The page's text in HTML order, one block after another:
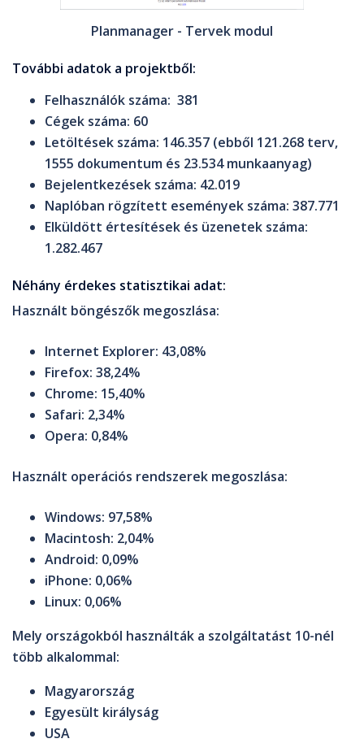
Planmanager - Tervek modul
További adatok a projektből:
Felhasználók száma: 381
Cégek száma: 60
Letöltések száma: 146.357 (ebből 121.268 terv,
1555 dokumentum és 23.534 munkaanyag)
Bejelentkezések száma: 42.019
Naplóban rögzített események száma: 387.771
Elküldött értesítések és üzenetek száma:
1.282.467
Néhány érdekes statisztikai adat:
Használt böngészők megoszlása:
Internet Explorer: 43,08%
Firefox: 38,24%
Chrome: 15,40%
Safari: 2,34%
Opera: 0,84%
Használt operációs rendszerek megoszlása:
Windows: 97,58%
Macintosh: 2,04%
Android: 0,09%
iPhone: 0,06%
Linux: 0,06%
Mely országokból használták a szolgáltatást 10-nél
több alkalommal:
Magyarország
Egyesült királyság
USA